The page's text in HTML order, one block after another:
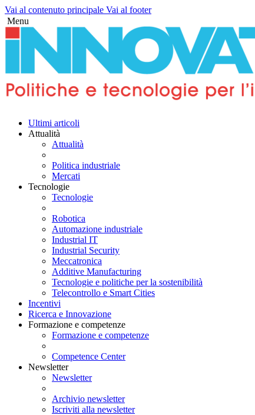
Vai al contenuto principale Vai al footer
Menu
play
Ultimi articoli
Attualità
Attualità
Politica industriale
Mercati
Tecnologie
Tecnologie
Robotica
Automazione industriale
Industrial IT
Industrial Security
Meccatronica
Additive Manufacturing
Tecnologie e politiche per la sostenibilità
Telecontrollo e Smart Cities
Incentivi
Ricerca e Innovazione
Formazione e competenze
Formazione e competenze
Competence Center
Newsletter
Newsletter
Archivio newsletter
Iscriviti alla newsletter